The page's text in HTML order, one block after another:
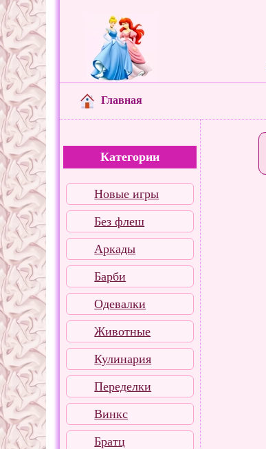
Главная
Категории
Новые игры
Без флеш
Аркады
Барби
Одевалки
Животные
Кулинария
Переделки
Винкс
Братц